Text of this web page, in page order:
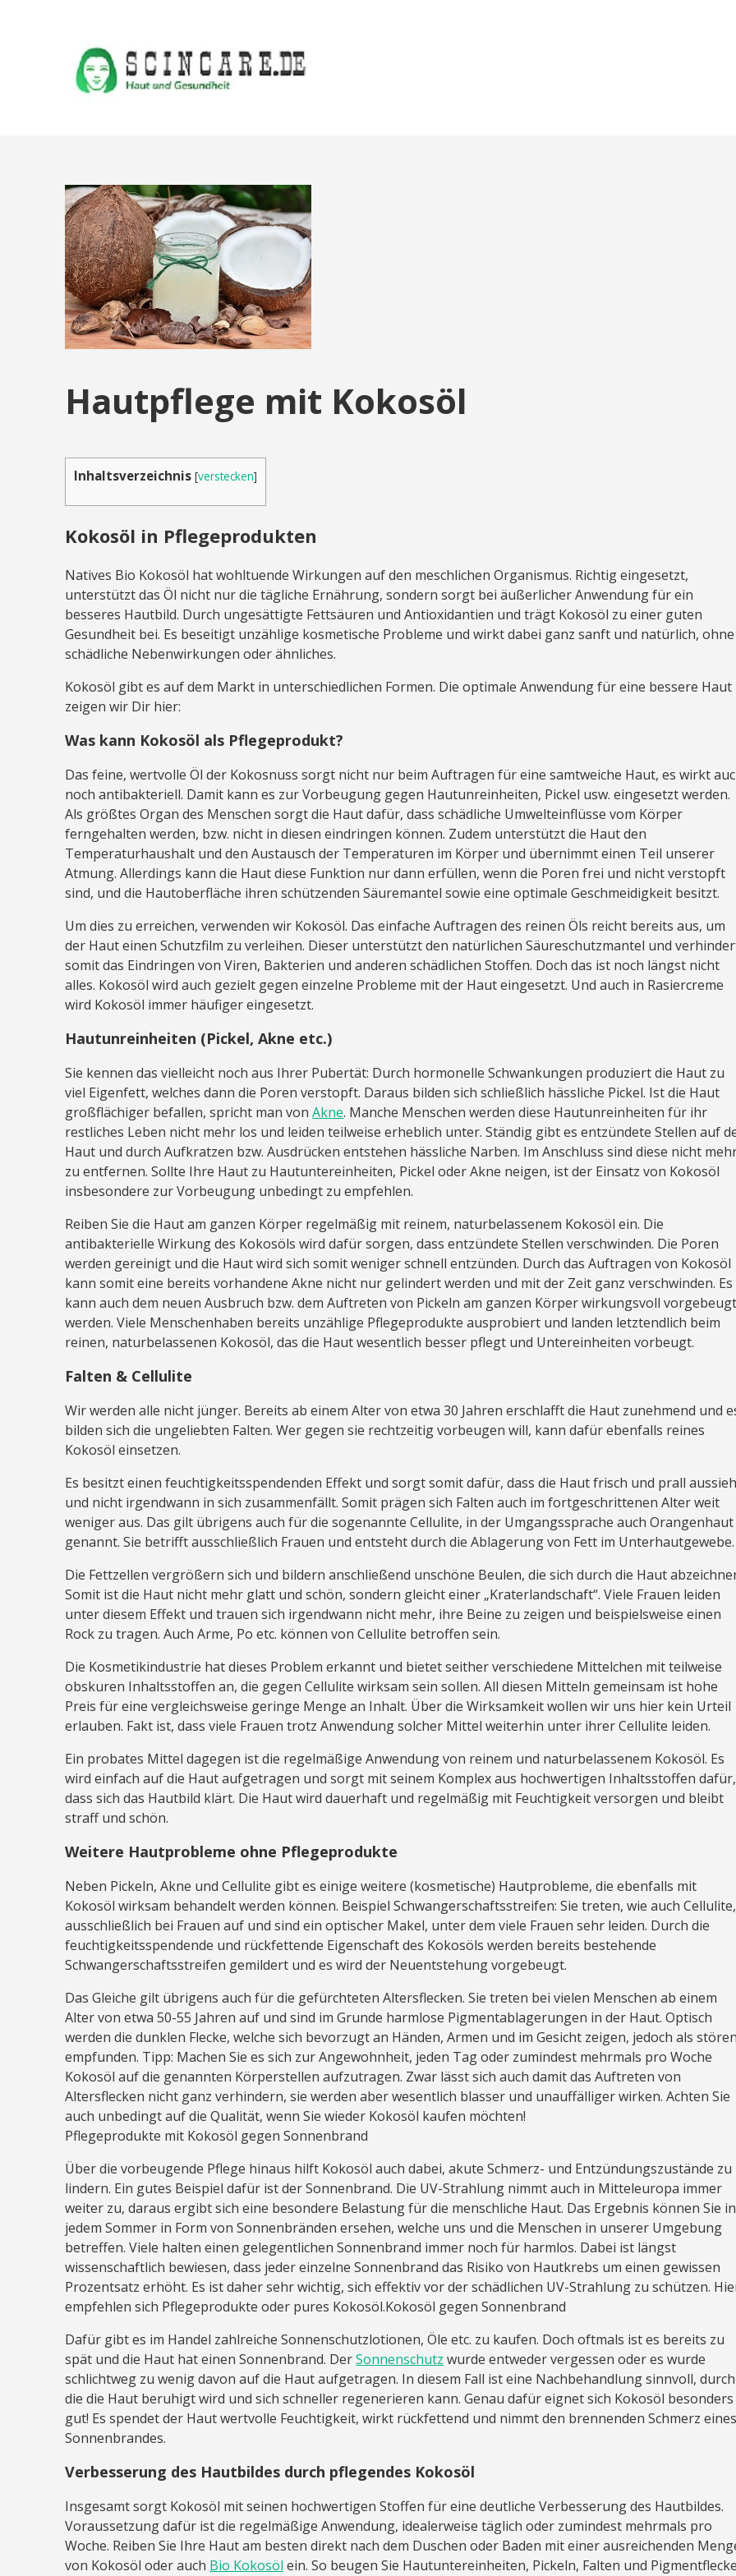
Hautpflege mit Kokosöl
Inhaltsverzeichnis [verstecken]
Kokosöl in Pflegeprodukten
Natives Bio Kokosöl hat wohltuende Wirkungen auf den meschlichen Organismus. Richtig eingesetzt,
unterstützt das Öl nicht nur die tägliche Ernährung, sondern sorgt bei äußerlicher Anwendung für ein
besseres Hautbild. Durch ungesättigte Fettsäuren und Antioxidantien und trägt Kokosöl zu einer guten
Gesundheit bei. Es beseitigt unzählige kosmetische Probleme und wirkt dabei ganz sanft und natürlich, ohne
schädliche Nebenwirkungen oder ähnliches.
Kokosöl gibt es auf dem Markt in unterschiedlichen Formen. Die optimale Anwendung für eine bessere Haut
zeigen wir Dir hier:
Was kann Kokosöl als Pflegeprodukt?
Das feine, wertvolle Öl der Kokosnuss sorgt nicht nur beim Auftragen für eine samtweiche Haut, es wirkt
noch antibakteriell. Damit kann es zur Vorbeugung gegen Hautunreinheiten, Pickel usw. eingesetzt werden.
Als größtes Organ des Menschen sorgt die Haut dafür, dass schädliche Umwelteinflüsse vom Körper
ferngehalten werden, bzw. nicht in diesen eindringen können. Zudem unterstützt die Haut den
Temperaturhaushalt und den Austausch der Temperaturen im Körper und übernimmt einen Teil unserer
Atmung. Allerdings kann die Haut diese Funktion nur dann erfüllen, wenn die Poren frei und nicht verstopft
sind, und die Hautoberfläche ihren schützenden Säuremantel sowie eine optimale Geschmeidigkeit besitzt.
Um dies zu erreichen, verwenden wir Kokosöl. Das einfache Auftragen des reinen Öls reicht bereits aus, um
der Haut einen Schutzfilm zu verleihen. Dieser unterstützt den natürlichen Säureschutzmantel und
somit das Eindringen von Viren, Bakterien und anderen schädlichen Stoffen. Doch das ist noch längst nicht
alles. Kokosöl wird auch gezielt gegen einzelne Probleme mit der Haut eingesetzt. Und auch in Rasiercreme
wird Kokosöl immer häufiger eingesetzt.
Hautunreinheiten (Pickel, Akne etc.)
Sie kennen das vielleicht noch aus Ihrer Pubertät: Durch hormonelle Schwankungen produziert die Haut zu
viel Eigenfett, welches dann die Poren verstopft. Daraus bilden sich schließlich hässliche Pickel. Ist die Haut
großflächiger befallen, spricht man vonAkne. Manche Menschen werden diese Hautunreinheiten für ihr
restliches Leben nicht mehr los und leiden teilweise erheblich unter. Ständig gibt es entzündete Stellen auf
Haut und durch Aufkratzen bzw. Ausdrücken entstehen hässliche Narben. Im Anschluss sind diese nicht
zu entfernen. Sollte Ihre Haut zu Hautuntereinheiten, Pickel oder Akne neigen, ist der Einsatz von Kokosöl
insbesondere zur Vorbeugung unbedingt zu empfehlen.
Reiben Sie die Haut am ganzen Körper regelmäßig mit reinem, naturbelassenem Kokosöl ein. Die
antibakterielle Wirkung des Kokosöls wird dafür sorgen, dass entzündete Stellen verschwinden. Die Poren
werden gereinigt und die Haut wird sich somit weniger schnell entzünden. Durch das Auftragen von Kokosöl
kann somit eine bereits vorhandene Akne nicht nur gelindert werden und mit der Zeit ganz verschwinden. Es
kann auch dem neuen Ausbruch bzw. dem Auftreten von Pickeln am ganzen Körper wirkungsvoll vorgebeugt
werden. Viele Menschenhaben bereits unzählige Pflegeprodukte ausprobiert und landen letztendlich beim
reinen, naturbelassenen Kokosöl, das die Haut wesentlich besser pflegt und Untereinheiten vorbeugt.
Falten & Cellulite
Wir werden alle nicht jünger. Bereits ab einem Alter von etwa 30 Jahren erschlafft die Haut zunehmend und
bilden sich die ungeliebten Falten. Wer gegen sie rechtzeitig vorbeugen will, kann dafür ebenfalls reines
Kokosöl einsetzen.
Es besitzt einen feuchtigkeitsspendenden Effekt und sorgt somit dafür, dass die Haut frisch und prall
und nicht irgendwann in sich zusammenfällt. Somit prägen sich Falten auch im fortgeschrittenen Alter weit
weniger aus. Das gilt übrigens auch für die sogenannte Cellulite, in der Umgangssprache auch Orangenhaut
genannt. Sie betrifft ausschließlich Frauen und entsteht durch die Ablagerung von Fett im Unterhautgewebe.
Die Fettzellen vergrößern sich und bildern anschließend unschöne Beulen, die sich durch die Haut
Somit ist die Haut nicht mehr glatt und schön, sondern gleicht einer „Kraterlandschaft“. Viele Frauen leiden
unter diesem Effekt und trauen sich irgendwann nicht mehr, ihre Beine zu zeigen und beispielsweise einen
Rock zu tragen. Auch Arme, Po etc. können von Cellulite betroffen sein.
Die Kosmetikindustrie hat dieses Problem erkannt und bietet seither verschiedene Mittelchen mit teilweise
obskuren Inhaltsstoffen an, die gegen Cellulite wirksam sein sollen. All diesen Mitteln gemeinsam ist hohe
Preis für eine vergleichsweise geringe Menge an Inhalt. Über die Wirksamkeit wollen wir uns hier kein Urteil
erlauben. Fakt ist, dass viele Frauen trotz Anwendung solcher Mittel weiterhin unter ihrer Cellulite leiden.
Ein probates Mittel dagegen ist die regelmäßige Anwendung von reinem und naturbelassenem Kokosöl. Es
wird einfach auf die Haut aufgetragen und sorgt mit seinem Komplex aus hochwertigen Inhaltsstoffen dafür,
dass sich das Hautbild klärt. Die Haut wird dauerhaft und regelmäßig mit Feuchtigkeit versorgen und bleibt
straff und schön.
Weitere Hautprobleme ohne Pflegeprodukte
Neben Pickeln, Akne und Cellulite gibt es einige weitere (kosmetische) Hautprobleme, die ebenfalls mit
Kokosöl wirksam behandelt werden können. Beispiel Schwangerschaftsstreifen: Sie treten, wie auch Cellulite,
ausschließlich bei Frauen auf und sind ein optischer Makel, unter dem viele Frauen sehr leiden. Durch die
feuchtigkeitsspendende und rückfettende Eigenschaft des Kokosöls werden bereits bestehende
Schwangerschaftsstreifen gemildert und es wird der Neuentstehung vorgebeugt.
Das Gleiche gilt übrigens auch für die gefürchteten Altersflecken. Sie treten bei vielen Menschen ab einem
Alter von etwa 50-55 Jahren auf und sind im Grunde harmlose Pigmentablagerungen in der Haut. Optisch
werden die dunklen Flecke, welche sich bevorzugt an Händen, Armen und im Gesicht zeigen, jedoch als
empfunden. Tipp: Machen Sie es sich zur Angewohnheit, jeden Tag oder zumindest mehrmals pro Woche
Kokosöl auf die genannten Körperstellen aufzutragen. Zwar lässt sich auch damit das Auftreten von
Altersflecken nicht ganz verhindern, sie werden aber wesentlich blasser und unauffälliger wirken. Achten Sie
auch unbedingt auf die Qualität, wenn Sie wieder Kokosöl kaufen möchten!
Pflegeprodukte mit Kokosöl gegen Sonnenbrand
Über die vorbeugende Pflege hinaus hilft Kokosöl auch dabei, akute Schmerz- und Entzündungszustände zu
lindern. Ein gutes Beispiel dafür ist der Sonnenbrand. Die UV-Strahlung nimmt auch in Mitteleuropa immer
weiter zu, daraus ergibt sich eine besondere Belastung für die menschliche Haut. Das Ergebnis können Sie in
jedem Sommer in Form von Sonnenbränden ersehen, welche uns und die Menschen in unserer Umgebung
betreffen. Viele halten einen gelegentlichen Sonnenbrand immer noch für harmlos. Dabei ist längst
wissenschaftlich bewiesen, dass jeder einzelne Sonnenbrand das Risiko von Hautkrebs um einen gewissen
Prozentsatz erhöht. Es ist daher sehr wichtig, sich effektiv vor der schädlichen UV-Strahlung zu schützen.
empfehlen sich Pflegeprodukte oder pures Kokosöl.Kokosöl gegen Sonnenbrand
Dafür gibt es im Handel zahlreiche Sonnenschutzlotionen, Öle etc. zu kaufen. Doch oftmals ist es bereits zu
spät und die Haut hat einen Sonnenbrand. DerSonnenschutz wurde entweder vergessen oder es wurde
schlichtweg zu wenig davon auf die Haut aufgetragen. In diesem Fall ist eine Nachbehandlung sinnvoll, durch
die die Haut beruhigt wird und sich schneller regenerieren kann. Genau dafür eignet sich Kokosöl besonders
gut! Es spendet der Haut wertvolle Feuchtigkeit, wirkt rückfettend und nimmt den brennenden Schmerz eines
Sonnenbrandes.
Verbesserung des Hautbildes durch pflegendes Kokosöl
Insgesamt sorgt Kokosöl mit seinen hochwertigen Stoffen für eine deutliche Verbesserung des Hautbildes.
Voraussetzung dafür ist die regelmäßige Anwendung, idealerweise täglich oder zumindest mehrmals pro
Woche. Reiben Sie Ihre Haut am besten direkt nach dem Duschen oder Baden mit einer ausreichenden
von Kokosöl oder auch Bio Kokosöl ein. So beugen Sie Hautuntereinheiten, Pickeln, Falten und